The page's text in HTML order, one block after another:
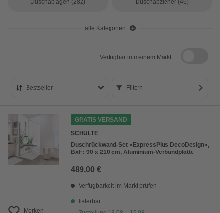
Duschablagen (282) Duschabzieher (46)
alle Kategorien
Verfügbar in meinem Markt
Bestseller
Preis aufsteigend
Preis absteigend
Bewertung
Filtern
Merken
GRATIS VERSAND
SCHULTE
Duschrückwand-Set »ExpressPlus DecoDesign«,
BxH: 90 x 210 cm, Aluminium-Verbundplatte
489,00 €
Verfügbarkeit im Markt prüfen
lieferbar